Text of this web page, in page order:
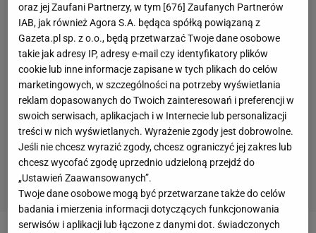
oraz jej Zaufani Partnerzy, w tym [676] Zaufanych Partnerów
IAB, jak również Agora S.A. będąca spółką powiązaną z
Gazeta.pl sp. z o.o., będą przetwarzać Twoje dane osobowe
takie jak adresy IP, adresy e-mail czy identyfikatory plików
cookie lub inne informacje zapisane w tych plikach do celów
marketingowych, w szczególności na potrzeby wyświetlania
reklam dopasowanych do Twoich zainteresowań i preferencji w
swoich serwisach, aplikacjach i w Internecie lub personalizacji
treści w nich wyświetlanych. Wyrażenie zgody jest dobrowolne.
Jeśli nie chcesz wyrazić zgody, chcesz ograniczyć jej zakres lub
chcesz wycofać zgodę uprzednio udzieloną przejdź do
„Ustawień Zaawansowanych”.
Twoje dane osobowe mogą być przetwarzane także do celów
badania i mierzenia informacji dotyczących funkcjonowania
serwisów i aplikacji lub łączone z danymi dot. świadczonych